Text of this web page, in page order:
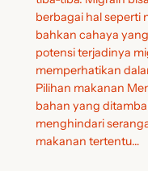
berbagai hal seperti
bahkan cahaya
potensi terjadinya
memperhatikan
Pilihan makanan
bahan yang
menghindari
makanan tertentu…